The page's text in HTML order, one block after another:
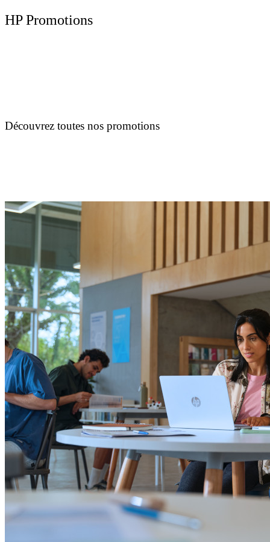
HP Promotions
Découvrez toutes nos promotions